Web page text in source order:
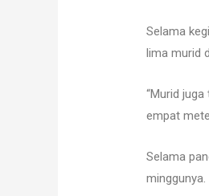
Selama
lima murid
“Murid
empat
Selama
minggunya.